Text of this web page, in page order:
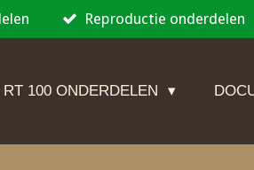
Reproductie onderdelen
RT 100 ONDERDELEN